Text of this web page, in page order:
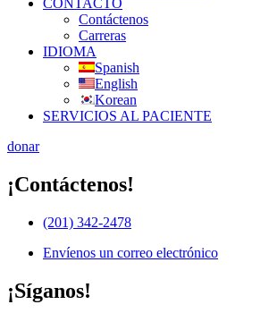
CONTACTO
Contáctenos
Carreras
IDIOMA
Spanish
English
Korean
SERVICIOS AL PACIENTE
donar
¡Contáctenos!
(201) 342-2478
Envíenos un correo electrónico
¡Síganos!